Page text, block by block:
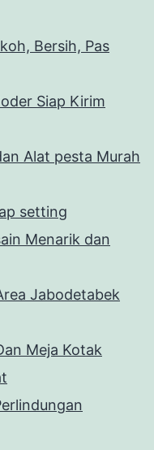
Bersih, Pas
Siap Kirim
Alat pesta Murah
setting
Menarik dan
Jabodetabek
Meja Kotak